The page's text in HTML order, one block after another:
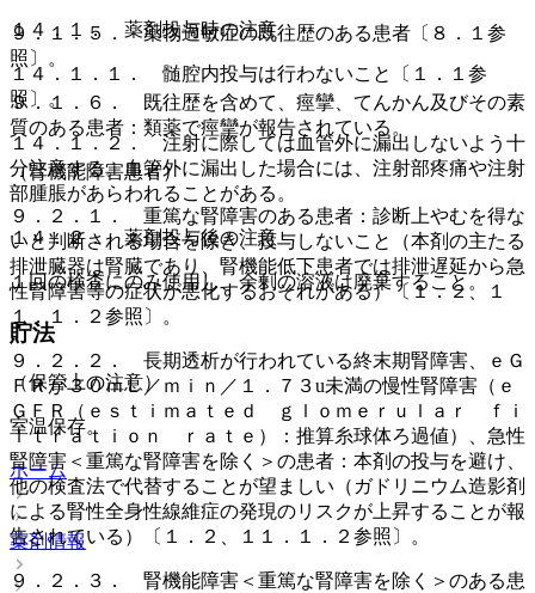
１４．１． 薬剤投与時の注意
１４．１．１． 髄腔内投与は行わないこと〔１．１参
照〕。
１４．１．２． 注射に際しては血管外に漏出しないよう十
分注意する。血管外に漏出した場合には、注射部疼痛や注射
部腫脹があらわれることがある。
１４．２． 薬剤投与後の注意
１回の検査にのみ使用し、余剰の溶液は廃棄すること。
貯法
（保管上の注意）
室温保存。
ホーム
薬剤情報
９．１．５． 薬物過敏症の既往歴のある患者〔８．１参
照〕。
９．１．６． 既往歴を含めて、痙攣、てんかん及びその素
質のある患者：類薬で痙攣が報告されている。
（腎機能障害患者）
９．２．１． 重篤な腎障害のある患者：診断上やむを得な
いと判断される場合を除き、投与しないこと（本剤の主たる
排泄臓器は腎臓であり、腎機能低下患者では排泄遅延から急
性腎障害等の症状が悪化するおそれがある）〔１．２、１
１．１．２参照〕。
９．２．２． 長期透析が行われている終末期腎障害、ｅＧ
ＦＲが３０ｍＬ／ｍｉｎ／１．７３u未満の慢性腎障害（ｅ
ＧＦＲ（ｅｓｔｉｍａｔｅｄ ｇｌｏｍｅｒｕｌａｒ ｆｉ
ｌｔｒａｔｉｏｎ ｒａｔｅ）：推算糸球体ろ過値）、急性
腎障害＜重篤な腎障害を除く＞の患者：本剤の投与を避け、
他の検査法で代替することが望ましい（ガドリニウム造影剤
による腎性全身性線維症の発現のリスクが上昇することが報
告されている）〔１．２、１１．１．２参照〕。
９．２．３． 腎機能障害＜重篤な腎障害を除く＞のある患